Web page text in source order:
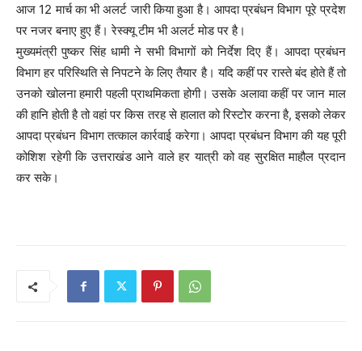
आज 12 मार्च का भी अलर्ट जारी किया हुआ है। आपदा प्रबंधन विभाग पूरे प्रदेश
पर नजर बनाए हुए हैं। रेस्क्यू टीम भी अलर्ट मोड पर है।
मुख्यमंत्री पुष्कर सिंह धामी ने सभी विभागों को निर्देश दिए हैं। आपदा प्रबंधन
विभाग हर परिस्थिति से निपटने के लिए तैयार है। यदि कहीं पर रास्ते बंद होते हैं तो
उनको खोलना हमारी पहली प्राथमिकता होगी। उसके अलावा कहीं पर जान माल
की हानि होती है तो वहां पर किस तरह से हालात को रिस्टोर करना है, इसको लेकर
आपदा प्रबंधन विभाग तत्काल कार्रवाई करेगा। आपदा प्रबंधन विभाग की यह पूरी
कोशिश रहेगी कि उत्तराखंड आने वाले हर यात्री को वह सुरक्षित माहौल प्रदान
कर सके।